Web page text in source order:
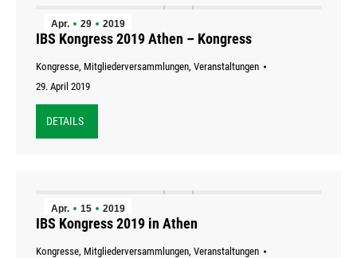
Apr. 29 2019
IBS Kongress 2019 Athen – Kongress
Kongresse, Mitgliederversammlungen, Veranstaltungen
29. April 2019
DETAILS
Apr. 15 2019
IBS Kongress 2019 in Athen
Kongresse, Mitgliederversammlungen, Veranstaltungen